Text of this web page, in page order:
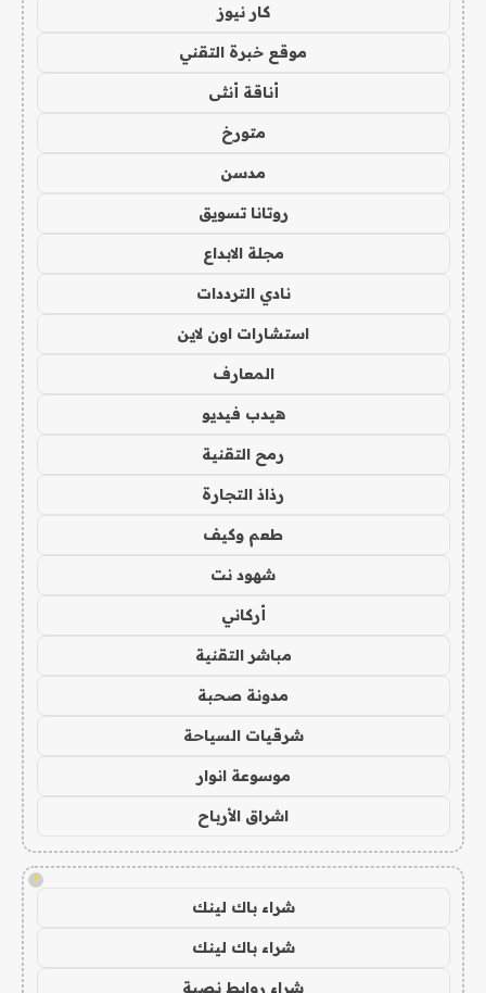
كار نيوز
موقع خبرة التقني
أناقة أنثى
متورخ
مدسن
روتانا تسويق
مجلة الابداع
نادي الترددات
استشارات اون لاين
المعارف
هيدب فيديو
رمح التقنية
رذاذ التجارة
طعم وكيف
شهود نت
أركاني
مباشر التقنية
مدونة صحبة
شرقيات السياحة
موسوعة انوار
اشراق الأرباح
!
شراء باك لينك
شراء باك لينك
شراء روابط نصية